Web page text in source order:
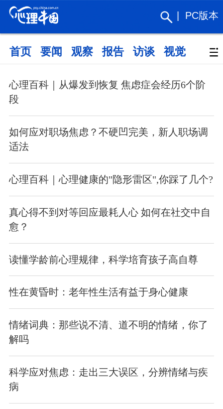
PC版本
首页 要闻 观察 报告 访谈 视觉 政策
心理百科｜从爆发到恢复 焦虑症会经历6个阶
段
如何应对职场焦虑？不硬凹完美，新人职场调
适法
心理百科｜心理健康的"隐形雷区",你踩了几个?
真心得不到对等回应最耗人心 如何在社交中自
愈？
读懂学龄前心理规律，科学培育孩子高自尊
性在黄昏时：老年性生活有益于身心健康
情绪词典：那些说不清、道不明的情绪，你了
解吗
科学应对焦虑：走出三大误区，分辨情绪与疾
病